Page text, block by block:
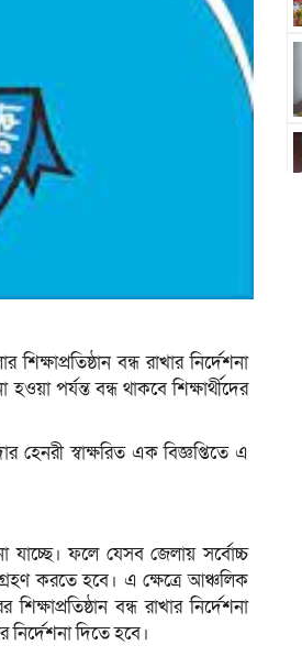
বন্ধ রাখার নির্দেশনা
পর্যন্ত বন্ধ থাকবে শিক্ষার্থীদের
স্বাক্ষরিত এক বিজ্ঞপ্তিতে এ
যাচ্ছে। ফলে যেসব জেলায় সর্বোচ্চ
গ্রহণ করতে হবে। এ ক্ষেত্রে আঞ্চলিক
বন্ধ রাখার নির্দেশনা
নির্দেশনা দিতে হবে।